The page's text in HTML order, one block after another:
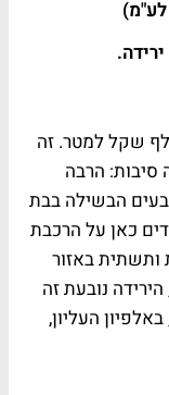
לע"מ)
יורד, אנחנו מדברים על 65 אלף שקל למטר. זה
נובע מכמה סיבות: הרבה
הבשילה בבת
כאן על הרכבת
ותשתית באזור
נובעת זה
העליון,